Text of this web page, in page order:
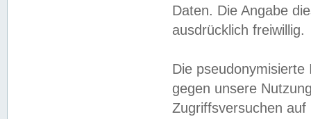
Daten. Die Angabe
ausdrücklich freiwillig.
Die
gegen unsere
Zugriffsversuchen